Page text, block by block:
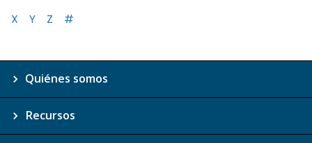
X
Y Z #
Quiénes somos
Recursos